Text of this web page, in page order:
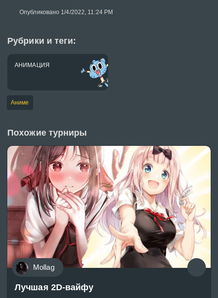
Опубликовано 1/4/2022, 11:24 PM
Рубрики и теги:
АНИМАЦИЯ
Аниме
Похожие турниры
Mollag
Лучшая 2D-вайфу